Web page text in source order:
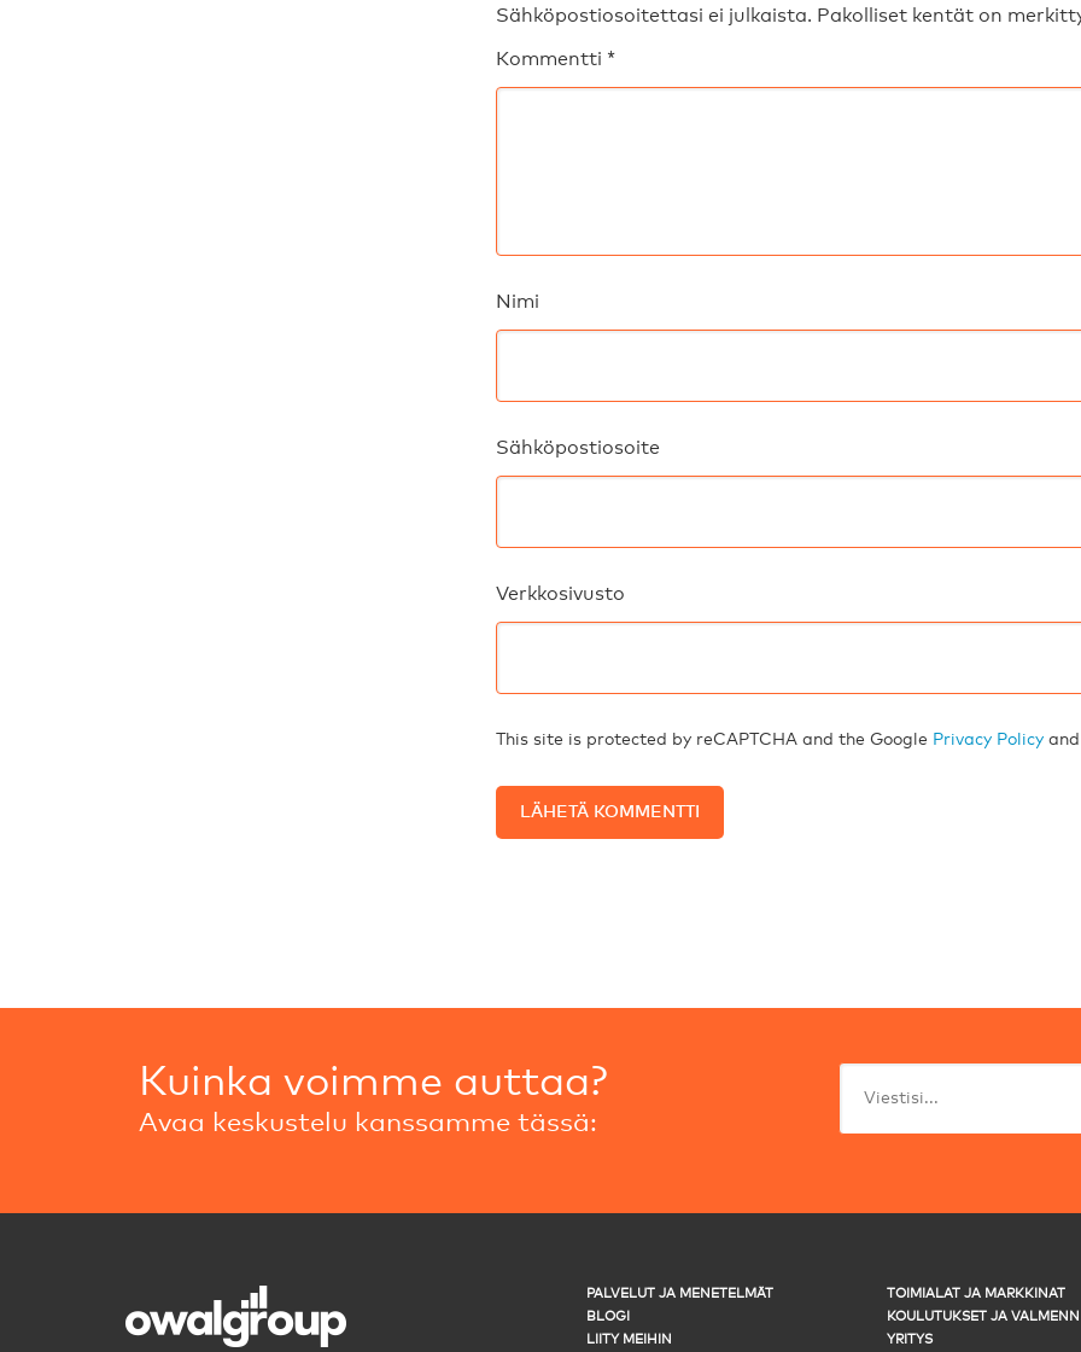
Sähköpostiosoitettasi ei julkaista. Pakolliset kentät on
Kommentti *
Nimi
Sähköpostiosoite
Verkkosivusto
This site is protected by reCAPTCHA and the Google Privacy Policy
Kuinka voimme auttaa?
Avaa keskustelu kanssamme tässä:
PALVELUT JA MENETELMÄT
TOIMIALAT JA MARKKINAT
BLOGI
KOULUTUKSET JA
LIITY MEIHIN
YRITYS